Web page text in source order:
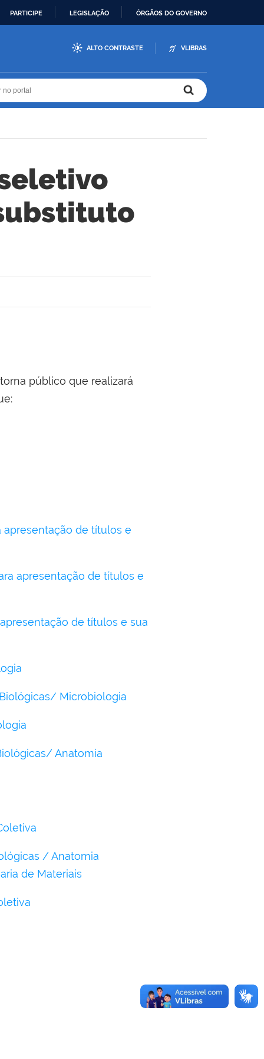
PARTICIPE LEGISLAÇÃO ÓRGÃOS DO GOVERNO
ALTO CONTRASTE VLIBRAS
torna público que realizará
apresentação de títulos e
apresentação de títulos e
de títulos e sua
Microbiologia
Anatomia
/ Anatomia
de Materiais